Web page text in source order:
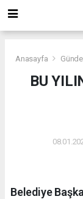
Anasayfa
BU
Belediye